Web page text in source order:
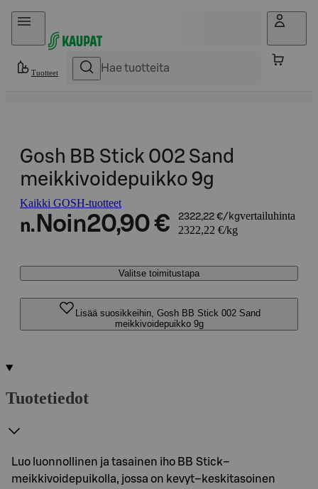
Hyppää sisältöön
Tuotteet
Gosh BB Stick 002 Sand
meikkivoidepuikko 9g
Kaikki GOSH-tuotteet
n. Noin20,90 € 2322,22 €/kgvertailuhinta
2322,22 €/kg
Valitse toimitustapa
Lisää suosikkeihin, Gosh BB Stick 002 Sand
meikkivoidepuikko 9g
Tuotetiedot
Luo luonnollinen ja tasainen iho BB Stick–
meikkivoidepuikolla, jossa on kevyt–keskitasoinen